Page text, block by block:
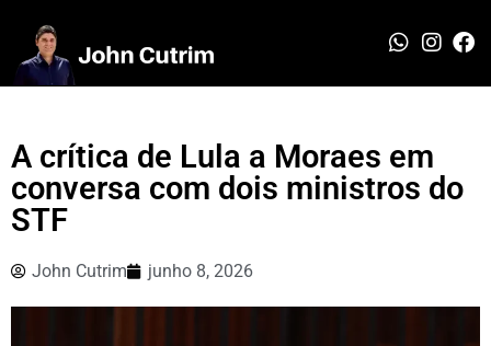
A crítica de Lula a Moraes em
conversa com dois ministros do
STF
John Cutrim junho 8, 2026